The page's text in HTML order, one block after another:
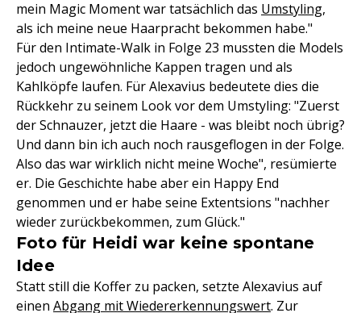
mein Magic Moment war tatsächlich das Umstyling,
als ich meine neue Haarpracht bekommen habe."
Für den Intimate-Walk in Folge 23 mussten die Models
jedoch ungewöhnliche Kappen tragen und als
Kahlköpfe laufen. Für Alexavius bedeutete dies die
Rückkehr zu seinem Look vor dem Umstyling: "Zuerst
der Schnauzer, jetzt die Haare - was bleibt noch übrig?
Und dann bin ich auch noch rausgeflogen in der Folge.
Also das war wirklich nicht meine Woche", resümierte
er. Die Geschichte habe aber ein Happy End
genommen und er habe seine Extentsions "nachher
wieder zurückbekommen, zum Glück."
Foto für Heidi war keine spontane
Idee
Statt still die Koffer zu packen, setzte Alexavius auf
einen Abgang mit Wiedererkennungswert. Zur